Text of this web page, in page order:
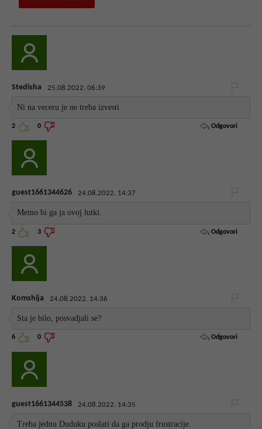
Stedisha 25.08.2022. 06:39
Ni na veceru je ne treba izvesti.
2 0 Odgovori
guest1661344626 24.08.2022. 14:37
Metno bi ga ja ovoj lutki.
2 3 Odgovori
Komshija 24.08.2022. 14:36
Sta je bilo, posvadjali se?
6 0 Odgovori
guest1661344538 24.08.2022. 14:35
Treba jednu Duduku poslati da ga prodju frustracije.